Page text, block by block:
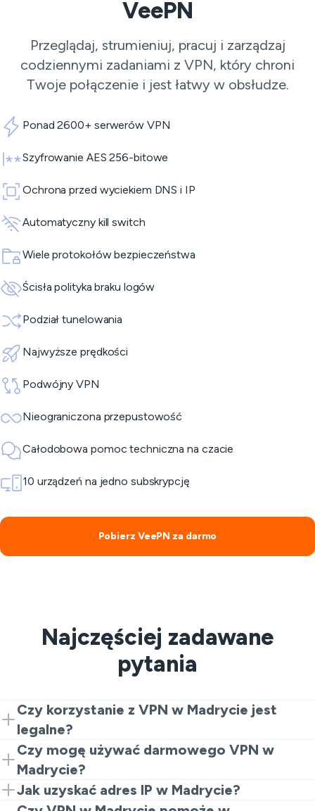
VeePN
Przeglądaj, strumieniuj, pracuj i zarządzaj
codziennymi zadaniami z VPN, który chroni
Twoje połączenie i jest łatwy w obsłudze.
Ponad 2600+ serwerów VPN
Szyfrowanie AES 256-bitowe
Ochrona przed wyciekiem DNS i IP
Automatyczny kill switch
Wiele protokołów bezpieczeństwa
Ścisła polityka braku logów
Podział tunelowania
Najwyższe prędkości
Podwójny VPN
Nieograniczona przepustowość
Całodobowa pomoc techniczna na czacie
10 urządzeń na jedno subskrypcję
Pobierz VeePN za darmo
Najczęściej zadawane
pytania
Czy korzystanie z VPN w Madrycie jest
legalne?
Korzystanie z VPN jest ogólnie dozwolone w
Madrycie i Hiszpanii w celach prywatności i
bezpieczeństwa. Należy jednak przestrzegać lokalnych
przepisów oraz warunków korzystania z witryn,
Czy mogę używać darmowego VPN w
Madrycie?
Tak, darmowy VPN w Madrycie może pomóc w
podstawowych potrzebach przeglądania. Przed
Jak uzyskać adres IP w Madrycie?
Zainstaluj VeePN, otwórz aplikację lub rozszerzenie